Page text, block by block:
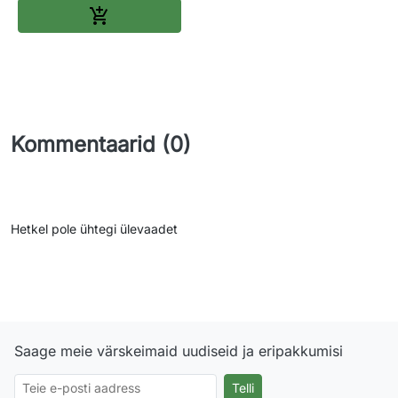

Kommentaarid (0)
Hetkel pole ühtegi ülevaadet
Saage meie värskeimaid uudiseid ja eripakkumisi